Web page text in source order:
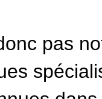
pas